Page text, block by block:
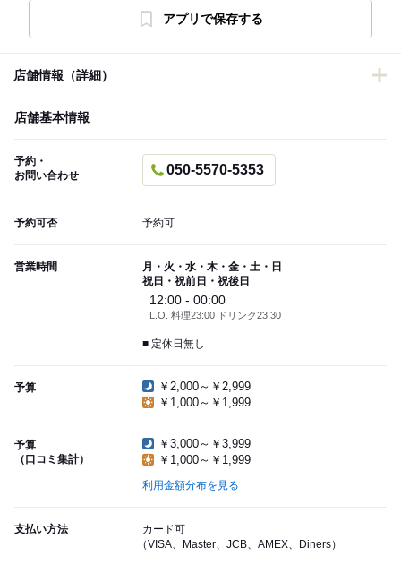
アプリで保存する
店舗情報（詳細）
店舗基本情報
予約・
お問い合わせ
050-5570-5353
予約可否 予約可
営業時間
月・火・水・木・金・土・日
祝日・祝前日・祝後日
12:00 - 00:00
L.O. 料理23:00 ドリンク23:30
■ 定休日無し
予算
￥2,000～￥2,999
￥1,000～￥1,999
予算
（口コミ集計）
￥3,000～￥3,999
￥1,000～￥1,999
利用金額分布を見る
支払い方法
カード可
（VISA、Master、JCB、AMEX、Diners）